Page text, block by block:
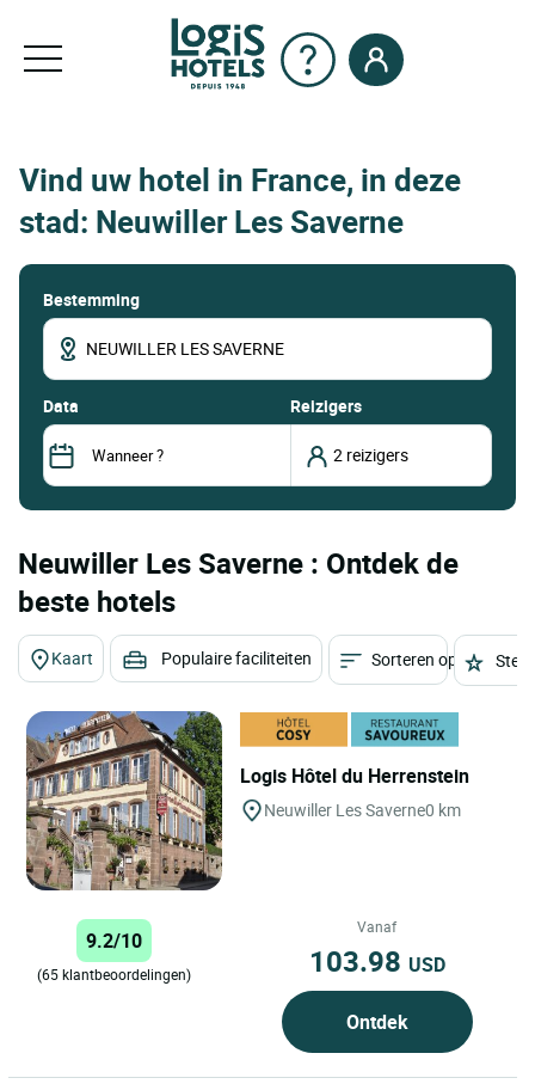
Vind uw hotel in France, in deze
stad: Neuwiller Les Saverne
Bestemming
data Reizigers
Neuwiller Les Saverne : Ontdek de
beste hotels
Kaart Populaire faciliteiten Sorteren op
Logis Hôtel du Herrenstein
Neuwiller Les Saverne0 km
9.2/10
(65 klantbeoordelingen)
Vanaf
103.98 USD
Ontdek